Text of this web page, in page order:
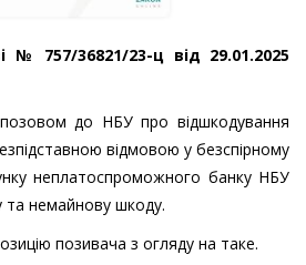
№ 757/36821/23-ц від 29.01.2025
до НБУ про відшкодування
відмовою у безспірному
неплатоспроможного банку НБУ
та немайнову шкоду.
позивача з огляду на таке.